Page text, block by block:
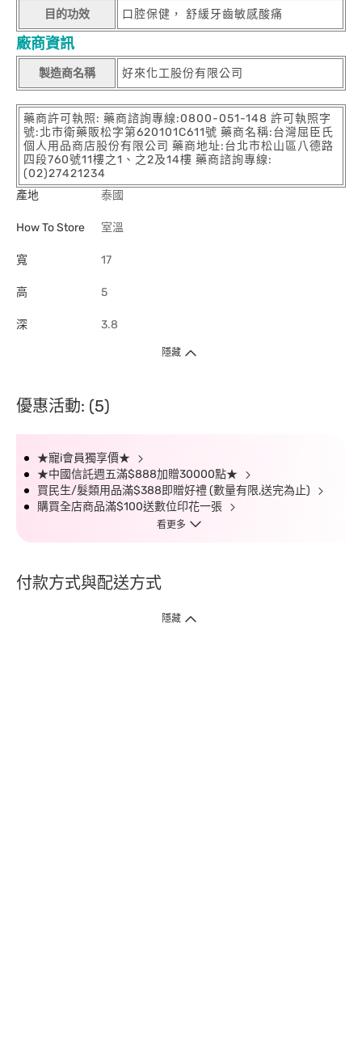
目的功效 口腔保健， 舒緩牙齒敏感酸痛
廠商資訊
製造商名稱 好來化工股份有限公司
藥商許可執照: 藥商諮詢專線:0800-051-148 許可執照字
號:北市衛藥販松字第620101C611號 藥商名稱:台灣屈臣氏
個人用品商店股份有限公司 藥商地址:台北市松山區八德路
四段760號11樓之1、之2及14樓 藥商諮詢專線:
(02)27421234
產地
泰國
How To Store 室溫
寬 17
高 5
深 3.8
隱藏
優惠活動: (5)
★寵i會員獨享價★
★中國信託週五滿$888加贈30000點★
買民生/髮類用品滿$388即贈好禮 (數量有限,送完為止)
購買全店商品滿$100送數位印花一張
看更多
付款方式與配送方式
隱藏